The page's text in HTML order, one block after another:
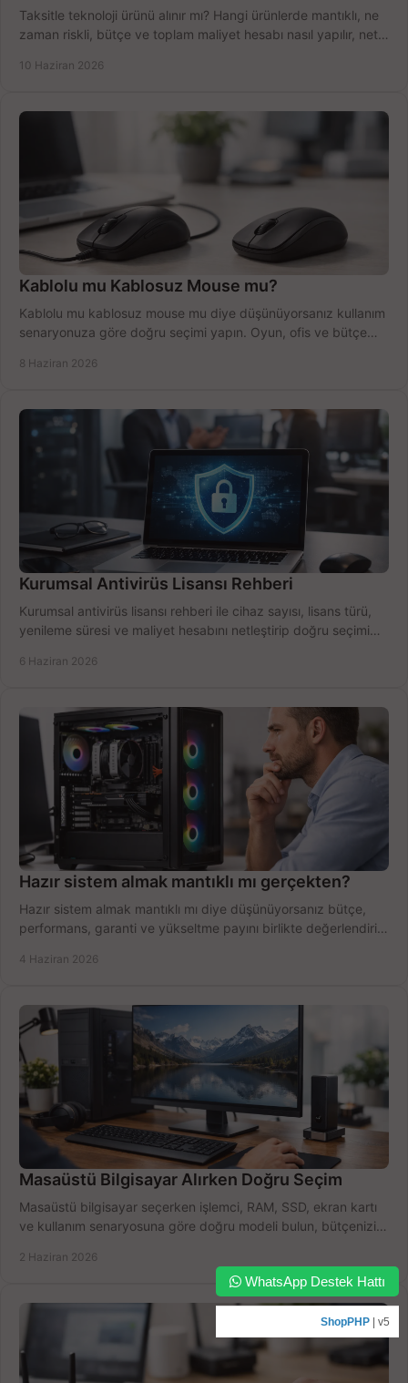
Taksitle teknoloji ürünü alınır mı? Hangi ürünlerde mantıklı, ne
zaman riskli, bütçe ve toplam maliyet hesabı nasıl yapılır, net
10 Haziran 2026
Kablolu mu Kablosuz Mouse mu?
Kablolu mu kablosuz mouse mu diye düşünüyorsanız kullanım
senaryonuza göre doğru seçimi yapın. Oyun, ofis ve bütçe
8 Haziran 2026
Kurumsal Antivirüs Lisansı Rehberi
Kurumsal antivirüs lisansı rehberi ile cihaz sayısı, lisans türü,
yenileme süresi ve maliyet hesabını netleştirip doğru seçimi
6 Haziran 2026
Hazır sistem almak mantıklı mı gerçekten?
Hazır sistem almak mantıklı mı diye düşünüyorsanız bütçe,
performans, garanti ve yükseltme payını birlikte değerlendirin,
4 Haziran 2026
Masaüstü Bilgisayar Alırken Doğru Seçim
Masaüstü bilgisayar seçerken işlemci, RAM, SSD, ekran kartı
ve kullanım senaryosuna göre doğru modeli bulun, bütçenizi
2 Haziran 2026
WhatsApp Destek Hattı
ShopPHP | v5